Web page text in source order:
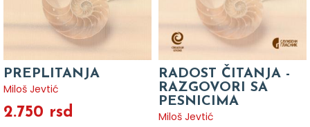
PREPLITANJA
Miloš Jevtić
2.750 rsd
RADOST ČITANJA -
RAZGOVORI SA
PESNICIMA
Miloš Jevtić